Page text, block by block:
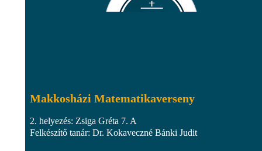
Makkosházi Matematikaverseny
2. helyezés: Zsiga Gréta 7. A
Felkészítő tanár: Dr. Kokaveczné Bánki Judit